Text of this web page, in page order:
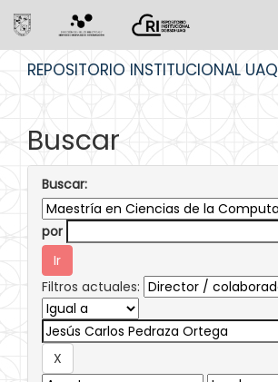
REPOSITORIO INSTITUCIONAL UAQ
Buscar
Buscar:
por
Filtros actuales: